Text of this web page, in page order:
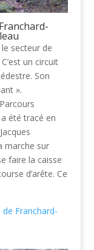
secteur de
un circuit
Son
».
été tracé en
marche sur
faire la caisse
d’arête. Ce
Franchard-